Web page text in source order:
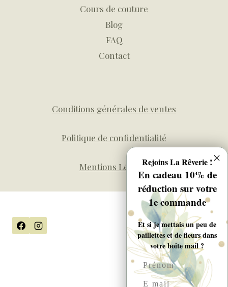
Cours de couture
Blog
FAQ
Contact
Conditions générales de ventes
Politique de confidentialité
Mentions LégalesRejoins La Rêverie !
En cadeau 10% de
réduction sur votre
1e commande
Et si je mettais un peu de
paillettes et de fleurs dans
votre boîte mail ?